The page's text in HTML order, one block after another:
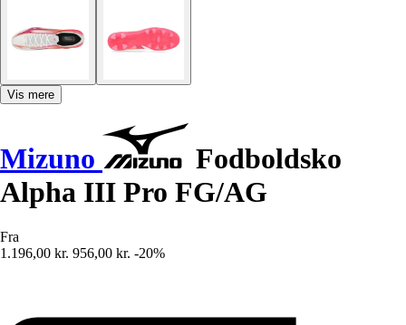
Vis mere
Mizuno
Fodboldsko
Alpha III Pro FG/AG
Fra
1.196,00 kr. 956,00 kr. -20%